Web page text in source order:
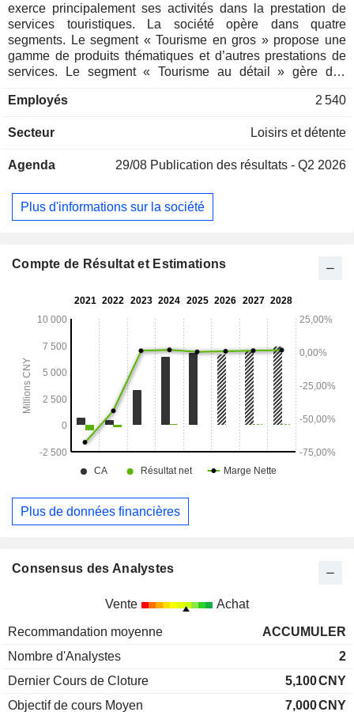
exerce principalement ses activités dans la prestation de
services touristiques. La société opère dans quatre
segments. Le segment « Tourisme en gros » propose une
gamme de produits thématiques et d’autres prestations de
services. Le segment « Tourisme au détail » gère des
segment « Services de marketing intégrés » est spécialisé
l’intégration de ressources, la conception et la production,
secteurs » propose des services complets à l'exportation. La
intérieur.
Employés 2 540
Secteur Loisirs et détente
Agenda 29/08 Publication des résultats - Q2 2026
Plus d'informations sur la société
Compte de Résultat et Estimations
Plus de données financières
Consensus des Analystes
Vente Achat
Recommandation moyenne
ACCUMULER
Nombre d'Analystes
2
Dernier Cours de Cloture
5,100CNY
Objectif de cours Moyen
7,000CNY